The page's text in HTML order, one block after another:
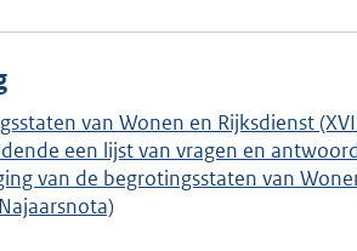
van Wonen en Rijksdienst
een lijst van vragen en
van de begrotingsstaten van